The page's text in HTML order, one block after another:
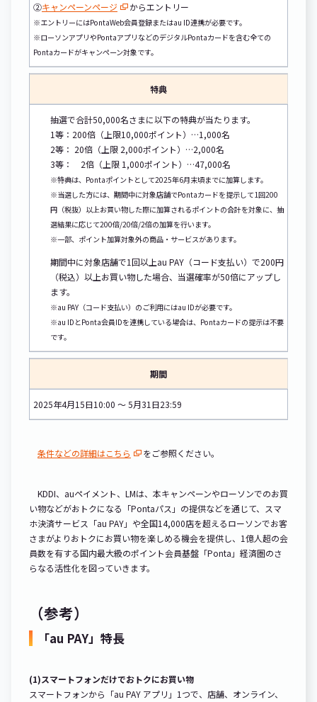
②キャンペーンページ からエントリー
※エントリーにはPontaWeb会員登録またはau ID連携が必要です。
※ローソンアプリやPontaアプリなどのデジタルPontaカードを含む全ての
Pontaカードがキャンペーン対象です。
特典
抽選で合計50,000名さまに以下の特典が当たります。
1等：200倍（上限10,000ポイント）…1,000名
2等： 20倍（上限 2,000ポイント）…2,000名
3等： 2倍（上限 1,000ポイント）…47,000名
※特典は、Pontaポイントとして2025年6月末頃までに加算します。
※当選した方には、期間中に対象店舗でPontaカードを提示して1回200
円（税抜）以上お買い物した際に加算されるポイントの合計を対象に、抽
選結果に応じて200倍/20倍/2倍の加算を行います。
※一部、ポイント加算対象外の商品・サービスがあります。
期間中に対象店舗で1回以上au PAY（コード支払い）で200円
（税込）以上お買い物した場合、当選確率が50倍にアップし
ます。
※au PAY（コード支払い）のご利用にはau IDが必要です。
※au IDとPonta会員IDを連携している場合は、Pontaカードの提示は不要
です。
期間
2025年4月15日10:00 ～ 5月31日23:59
条件などの詳細はこちら をご参照ください。
KDDI、auペイメント、LMは、本キャンペーンやローソンでのお買
い物などがおトクになる「Pontaパス」の提供などを通じて、スマ
ホ決済サービス「au PAY」や全国14,000店を超えるローソンでお客
さまがよりおトクにお買い物を楽しめる機会を提供し、1億人超の会
員数を有する国内最大級のポイント会員基盤「Ponta」経済圏のさ
らなる活性化を図っていきます。
（参考）
「au PAY」特長
(1)スマートフォンだけでおトクにお買い物
スマートフォンから「au PAY アプリ」1つで、店舗、オンライン、